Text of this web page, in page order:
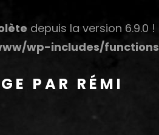
depuis la version 6.9.0
wp-includes/
PAR RÉMI